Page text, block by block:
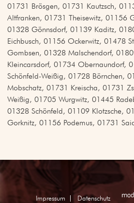
01731 Brösgen, 01731 Kautzsch,
Altfranken, 01731 Theisewitz, 01156
01328 Gönnsdorf, 01139 Kaditz,
Eichbusch, 01156 Ockerwitz, 01478
Gombsen, 01328 Malschendorf,
Kleincarsdorf, 01734 Obernaundorf,
Schönfeld-Weißig, 01728 Börnchen,
Mobschatz, 01731 Kreischa, 01731
Weißig, 01705 Wurgwitz, 01445
01328 Schönfeld, 01109 Klotzsche,
Gorknitz, 01156 Podemus, 01731
Impressum Datenschutz